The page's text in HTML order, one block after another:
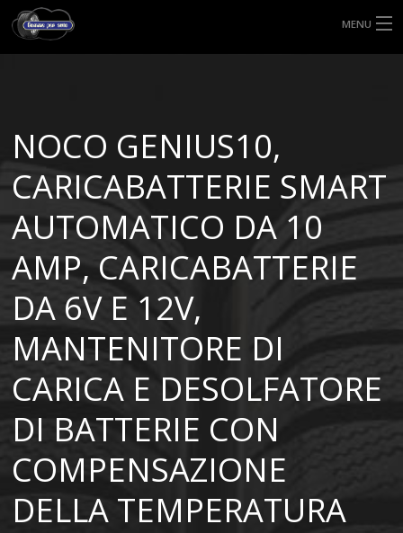
MENU
MISURE GOMME
BLOG
SHOP
NOCO GENIUS10,
CARICABATTERIE SMART
AUTOMATICO DA 10
AMP, CARICABATTERIE
DA 6V E 12V,
MANTENITORE DI
CARICA E DESOLFATORE
DI BATTERIE CON
COMPENSAZIONE
DELLA TEMPERATURA